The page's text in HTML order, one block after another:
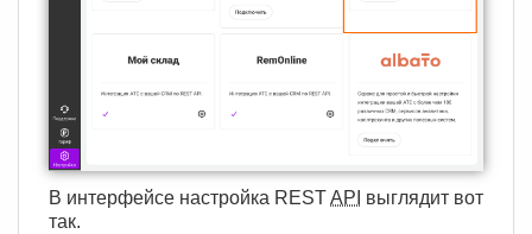
В интерфейсе настройка RESTAPI выглядит вот
так.